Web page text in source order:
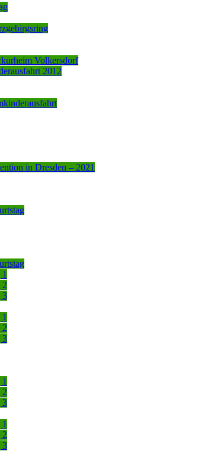
Volkersdorf
2012
in Dresden – 2021
2
3
2
3
2
3
2
3